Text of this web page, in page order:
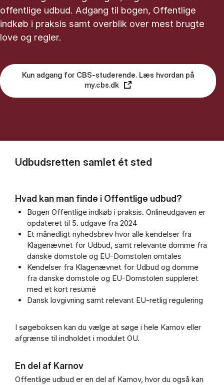
offentlige udbud. Adgang til bogen, Offentlige
indkøb i praksis samt overblik over mest brugte
love og regler.
Kun adgang for CBS-studerende. Læs hvordan på
my.cbs.dk
Udbudsretten samlet ét sted
Hvad kan man finde i Offentlige udbud?
Bogen Offentlige indkøb i praksis. Onlineudgaven er
opdateret til 5. udgave fra 2024
Et månedligt nyhedsbrev hvor alle kendelser fra
Klagenævnet for Udbud, samt relevante domme fra
danske domstole og EU-Domstolen omtales
Kendelser fra Klagenævnet for Udbud og domme
fra danske domstole og EU-Domstolen suppleret
med et kort resumé
Dansk lovgivning samt relevant EU-retlig regulering
I søgeboksen kan du vælge at søge i hele Karnov eller
afgrænse til indholdet i modulet OU.
En del af Karnov
Offentlige udbud er en del af Karnov, hvor du også kan